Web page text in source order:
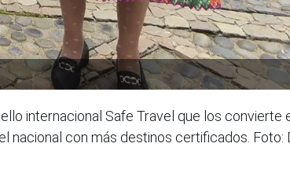
internacional Safe Travel que los convierte
nacional con más destinos certificados. Foto: